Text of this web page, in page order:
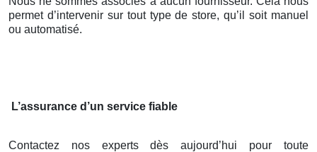
permet d’intervenir sur tout type de store, qu’il soit manuel
ou automatisé.
L’assurance d’un service fiable
Contactez nos experts dès aujourd’hui pour toute